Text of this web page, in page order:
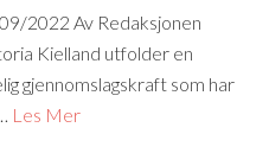
2022 Av Redaksjonen
Kielland utfolder en
gjennomslagskraft som har
Les Mer